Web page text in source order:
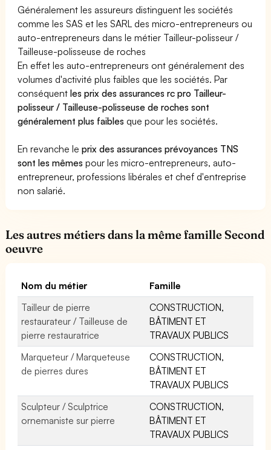
Généralement les assureurs distinguent les sociétés
comme les SAS et les SARL des micro-entrepreneurs ou
auto-entrepreneurs dans le métier Tailleur-polisseur /
Tailleuse-polisseuse de roches
En effet les auto-entrepreneurs ont généralement des
volumes d'activité plus faibles que les sociétés. Par
conséquentles prix des assurances rc pro Tailleur-
polisseur / Tailleuse-polisseuse de roches sont
généralement plus faibles que pour les sociétés.
En revanche leprix des assurances prévoyances TNS
sont les mêmes pour les micro-entrepreneurs, auto-
entrepreneur, professions libérales et chef d'entreprise
non salarié.
Les autres métiers dans la même famille Second
oeuvre
Nom du métier
Famille
Tailleur de pierre
restaurateur / Tailleuse de
pierre restauratrice
CONSTRUCTION,
BÂTIMENT ET
TRAVAUX PUBLICS
Marqueteur / Marqueteuse
de pierres dures
CONSTRUCTION,
BÂTIMENT ET
TRAVAUX PUBLICS
Sculpteur / Sculptrice
ornemaniste sur pierre
CONSTRUCTION,
BÂTIMENT ET
TRAVAUX PUBLICS